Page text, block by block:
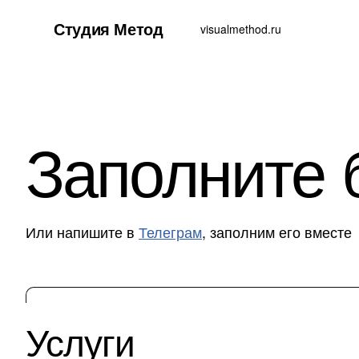
Студия Метод visualmethod.ru
Или напишите в Телеграм, заполним его вместе
Услуги